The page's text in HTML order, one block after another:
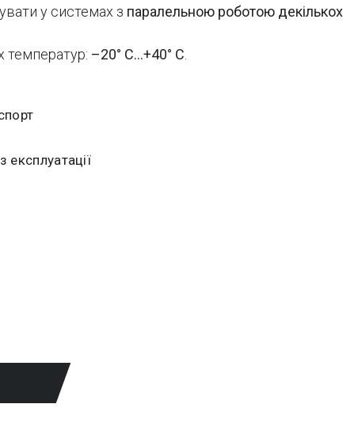
у системах з паралельною роботою декількох
температур: –20° C…+40° C
експлуатації